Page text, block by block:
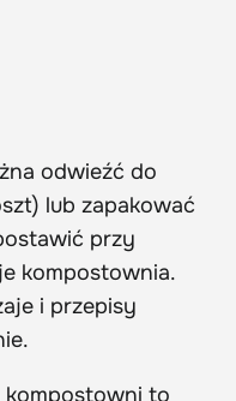
odwieźć do
lub zapakować
przy
kompostownia.
i przepisy
kompostowni to